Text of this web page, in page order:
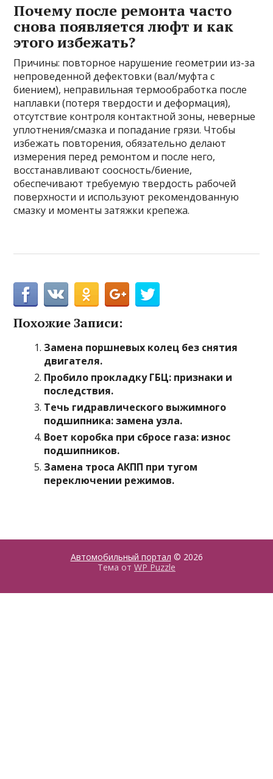
Почему после ремонта часто
снова появляется люфт и как
этого избежать?
Причины: повторное нарушение геометрии из-за
непроведенной дефектовки (вал/муфта с
биением), неправильная термообработка после
наплавки (потеря твердости и деформация),
отсутствие контроля контактной зоны, неверные
уплотнения/смазка и попадание грязи. Чтобы
избежать повторения, обязательно делают
измерения перед ремонтом и после него,
восстанавливают соосность/биение,
обеспечивают требуемую твердость рабочей
поверхности и используют рекомендованную
смазку и моменты затяжки крепежа.
Похожие Записи:
Замена поршневых колец без снятия
двигателя.
Пробило прокладку ГБЦ: признаки и
последствия.
Течь гидравлического выжимного
подшипника: замена узла.
Воет коробка при сбросе газа: износ
подшипников.
Замена троса АКПП при тугом
переключении режимов.
Автомобильный портал © 2026
Тема от WP Puzzle